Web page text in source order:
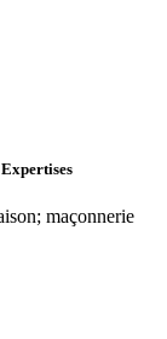
Expertises
maçonnerie